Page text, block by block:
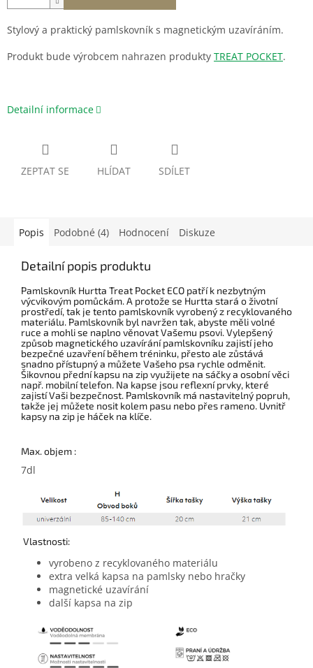
Stylový a praktický pamlskovník s magnetickým uzavíráním.
Produkt bude výrobcem nahrazen produkty TREAT POCKET.
Detailní informace
ZEPTAT SE HLÍDAT SDÍLET
Popis Podobné (4) Hodnocení Diskuze
Detailní popis produktu
Pamlskovník Hurtta Treat Pocket ECO patří k nezbytným
výcvikovým pomůckám. A protože se Hurtta stará o životní
prostředí, tak je tento pamlskovník vyrobený z recyklovaného
materiálu. Pamlskovník byl navržen tak, abyste měli volné
ruce a mohli se naplno věnovat Vašemu psovi. Vylepšený
způsob magnetického uzavírání pamlskovníku zajistí jeho
bezpečné uzavření během tréninku, přesto ale zůstává
snadno přístupný a můžete Vašeho psa rychle odměnit.
Šikovnou přední kapsu na zip využijete na sáčky a osobní věci
např. mobilní telefon. Na kapse jsou reflexní prvky, které
zajistí Vaši bezpečnost. Pamlskovník má nastavitelný popruh,
takže jej můžete nosit kolem pasu nebo přes rameno. Uvnitř
kapsy na zip je háček na klíče.
Max. objem :
7dl
Vlastnosti:
vyrobeno z recyklovaného materiálu
extra velká kapsa na pamlsky nebo hračky
magnetické uzavírání
další kapsa na zip